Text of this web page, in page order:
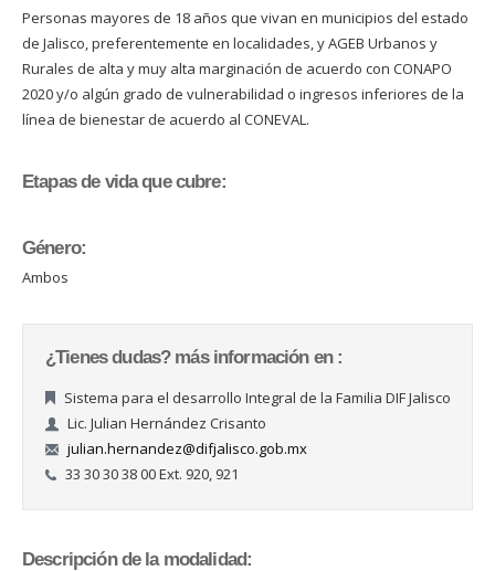
Personas mayores de 18 años que vivan en municipios del estado
de Jalisco, preferentemente en localidades, y AGEB Urbanos y
Rurales de alta y muy alta marginación de acuerdo con CONAPO
2020 y/o algún grado de vulnerabilidad o ingresos inferiores de la
línea de bienestar de acuerdo al CONEVAL.
Etapas de vida que cubre:
Género:
Ambos
¿Tienes dudas? más información en :
Sistema para el desarrollo Integral de la Familia DIF Jalisco
Lic. Julian Hernández Crisanto
julian.hernandez@difjalisco.gob.mx
33 30 30 38 00 Ext. 920, 921
Descripción de la modalidad: